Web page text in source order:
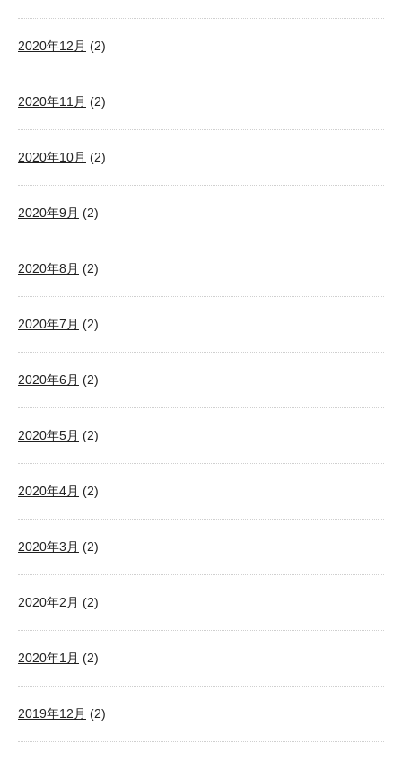
2020年12月 (2)
2020年11月 (2)
2020年10月 (2)
2020年9月 (2)
2020年8月 (2)
2020年7月 (2)
2020年6月 (2)
2020年5月 (2)
2020年4月 (2)
2020年3月 (2)
2020年2月 (2)
2020年1月 (2)
2019年12月 (2)